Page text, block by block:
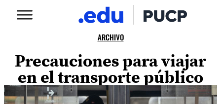
ARCHIVO
Precauciones para viajar
en el transporte público